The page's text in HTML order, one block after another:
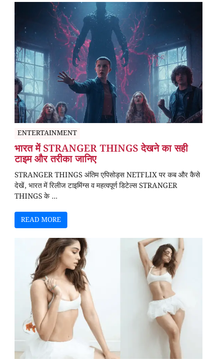
ENTERTAINMENT
भारत में STRANGER THINGS देखने का सही
टाइम और तरीका जानिए
STRANGER THINGS अंतिम एपिसोड्स NETFLIX पर कब और कैसे
देखें, भारत में रिलीज टाइमिंग्स व महत्वपूर्ण डिटेल्स STRANGER
THINGS के ...
READ MORE